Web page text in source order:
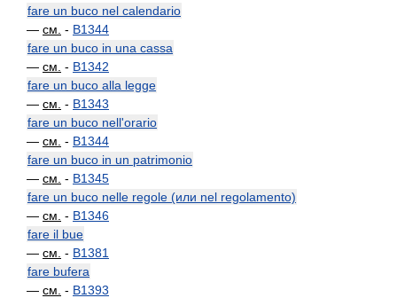
fare un buco nel calendario
— см. - B1344
fare un buco in una cassa
— см. - B1342
fare un buco alla legge
— см. - B1343
fare un buco nell'orario
— см. - B1344
fare un buco in un patrimonio
— см. - B1345
fare un buco nelle regole (или nel regolamento)
— см. - B1346
fare il bue
— см. - B1381
fare bufera
— см. - B1393